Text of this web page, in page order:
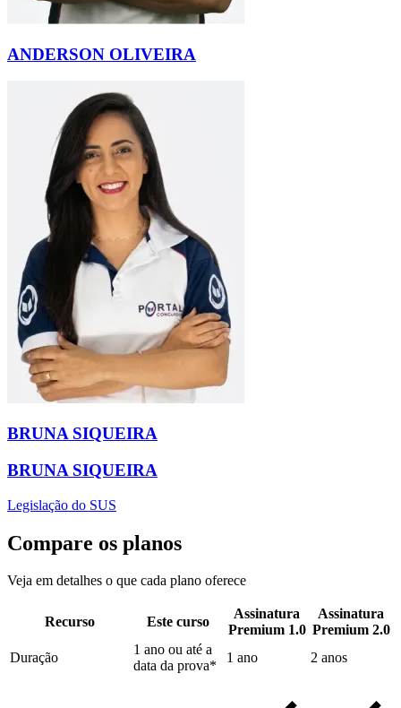
ANDERSON OLIVEIRA
BRUNA SIQUEIRA
BRUNA SIQUEIRA
Legislação do SUS
Compare os planos
Veja em detalhes o que cada plano oferece
Recurso Este curso
Assinatura
Premium 1.0
Assinatura
Premium 2.0
Duração
1 ano ou até a
data da prova*
1 ano 2 anos